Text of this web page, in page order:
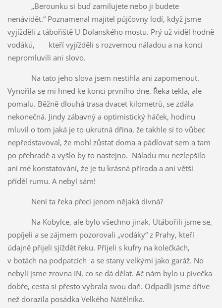
„Berounku si buď zamilujete nebo ji budete
nenávidět.“ Poznamenal majitel půjčovny lodí, když jsme
vyjížděli z tábořiště U Dolanského mostu. Prý už viděl hodně
vodáků, kteří vyjížděli s rozvernou náladou a na konci
nepromluvili ani slovo.
Na tato jeho slova jsem nestihla ani zapomenout.
Vynořila se mi hned ke konci prvního dne. Řeka tekla, ale
pomalu. Běžně dlouhá trasa dvacet kilometrů, se zdála
nekonečná. Jindy zábavný a optimistický háček, hodinu
mluvil o tom jaká je to ukrutná dřina, že takhle si to vůbec
nepředstavoval, že mohl zůstat doma a pádlovat sem a tam
po přehradě a vyšlo by to nastejno. Náladu mu nezlepšilo
ani mé konstatování, že je tu krásná příroda a ani větší
příděl rumu. A nebyl sám!
Není ta řeka přeci jenom nějaká divná?
Na Kobylce, ale bylo všechno jinak. Utábořili jsme se,
popíjeli a se zájmem pozorovali „vodáky“ z Prahy, kteří
údajně přijeli sjíždět řeku. Přijeli s kufry na kolečkách,
v botách na podpatcích a se stany velkými jako garáž. No
nebyli jsme zrovna IN, co se dá dělat. Ač nám bylo u pivečka
dobře, cesta si přesto vybrala svou daň. Odpadli jsme dříve
než dorazila posádka Velkého Nátělníka.